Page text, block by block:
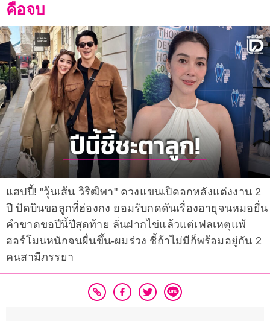
คือจบ
แฮปปี้! "วุ้นเส้น วิริฒิพา" ควงแขนเปิดอกหลังแต่งงาน 2
ปี ปัดบินขอลูกที่ฮ่องกง ยอมรับกดดันเรื่องอายุจนหมอยื่น
คำขาดขอปีนี้ปีสุดท้าย ลั่นฝากไข่แล้วแต่เฟลเหตุแพ้
ฮอร์โมนหนักจนผื่นขึ้น-ผมร่วง ชี้ถ้าไม่มีก็พร้อมอยู่กัน 2
คนสามีภรรยา